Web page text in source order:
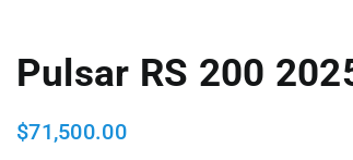
Pulsar RS 200
$71,500.00